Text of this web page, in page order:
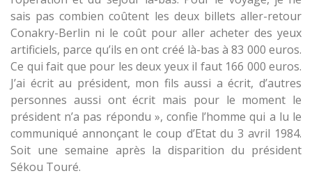
sais pas combien coûtent les deux billets aller-retour
Conakry-Berlin ni le coût pour aller acheter des yeux
artificiels, parce qu’ils en ont créé là-bas à 83 000 euros.
Ce qui fait que pour les deux yeux il faut 166 000 euros.
J’ai écrit au président, mon fils aussi a écrit, d’autres
personnes aussi ont écrit mais pour le moment le
président n’a pas répondu », confie l’homme qui a lu le
communiqué annonçant le coup d’Etat du 3 avril 1984.
Soit une semaine après la disparition du président
Sékou Touré.